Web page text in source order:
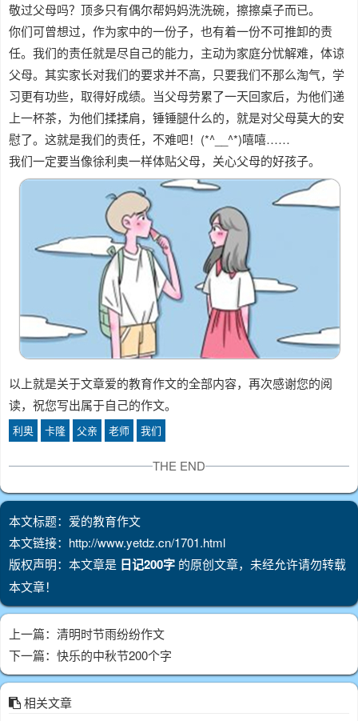
敬过父母吗？顶多只有偶尔帮妈妈洗洗碗，擦擦桌子而已。
你们可曾想过，作为家中的一份子，也有着一份不可推卸的责
任。我们的责任就是尽自己的能力，主动为家庭分忧解难，体谅
父母。其实家长对我们的要求并不高，只要我们不那么淘气，学
习更有功些，取得好成绩。当父母劳累了一天回家后，为他们递
上一杯茶，为他们揉揉肩，锤锤腿什么的，就是对父母莫大的安
慰了。这就是我们的责任，不难吧！(*^__^*)嘻嘻……
我们一定要当像徐利奥一样体贴父母，关心父母的好孩子。
以上就是关于文章爱的教育作文的全部内容，再次感谢您的阅
读，祝您写出属于自己的作文。
利奥 卡隆 父亲 老师 我们
THE END
本文标题：爱的教育作文
本文链接：http://www.yetdz.cn/1701.html
版权声明：本文章是 日记200字 的原创文章，未经允许请勿转载
本文章！
上一篇： 清明时节雨纷纷作文
下一篇： 快乐的中秋节200个字
相关文章